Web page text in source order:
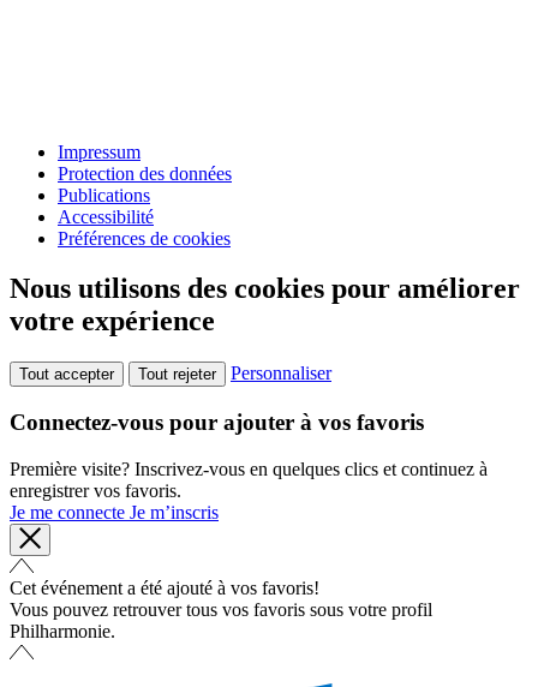
Impressum
Protection des données
Publications
Accessibilité
Préférences de cookies
Nous utilisons des cookies pour améliorer
votre expérience
Tout accepter Tout rejeter Personnaliser
Connectez-vous pour ajouter à vos favoris
Première visite? Inscrivez-vous en quelques clics et continuez à
enregistrer vos favoris.
Je me connecte Je m’inscris
Cet événement a été ajouté à vos favoris!
Vous pouvez retrouver tous vos favoris sous votre profil
Philharmonie.